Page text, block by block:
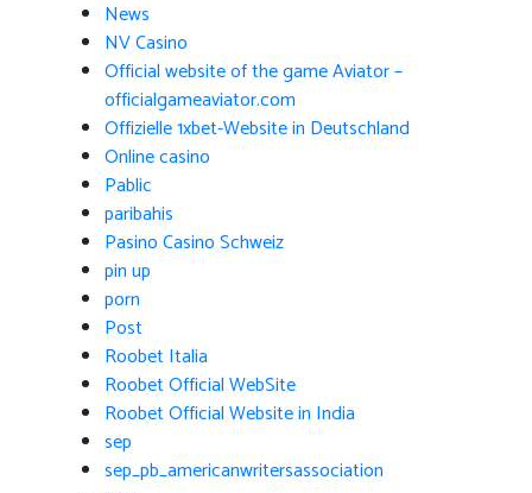
News
NV Casino
Official website of the game Aviator –
officialgameaviator.com
Offizielle 1xbet-Website in Deutschland
Online casino
Pablic
paribahis
Pasino Casino Schweiz
pin up
porn
Post
Roobet Italia
Roobet Official WebSite
Roobet Official Website in India
sep
sep_pb_americanwritersassociation